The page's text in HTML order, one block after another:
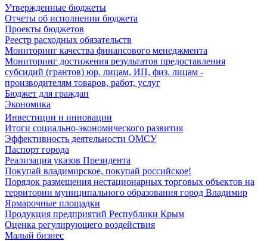
Утвержденные бюджеты
Отчеты об исполнении бюджета
Проекты бюджетов
Реестр расходных обязательств
Мониторинг качества финансового менеджмента
Мониторинг достижения результатов предоставления
субсидий (грантов) юр. лицам, ИП, физ. лицам -
производителям товаров, работ, услуг
Бюджет для граждан
Экономика
Инвестиции и инновации
Итоги социально-экономического развития
Эффективность деятельности ОМСУ
Паспорт города
Реализация указов Президента
Покупай владимирское, покупай российское!
Порядок размещения нестационарных торговых объектов на
территории муниципального образования город Владимир
Ярмарочные площадки
Продукция предприятий Республики Крым
Оценка регулирующего воздействия
Малый бизнес